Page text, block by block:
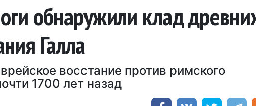
обнаружили клад
Галла
восстание против римского
1700 лет назад